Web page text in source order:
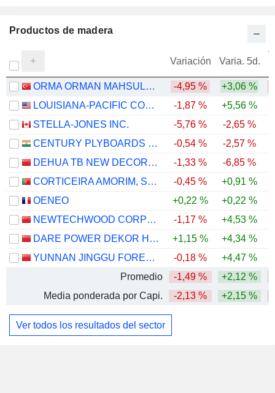
Productos de madera
Variación Varia. 5d.
ORMA ORMAN MAHSULLERI INTEGRE SANAYI VE TICARET -4,95 % +3,06 %
LOUISIANA-PACIFIC CORPORATION
-1,87 % +5,56 %
STELLA-JONES INC.
-5,76 % -2,65 %
CENTURY PLYBOARDS (INDIA) LIMITED
-0,54 % -2,57 %
DEHUA TB NEW DECORATION MATERIAL CO.,LTD
-1,33 % -6,85 %
CORTICEIRA AMORIM, SGPS, S.A.
-0,45 % +0,91 %
OENEO
+0,22 % +0,22 %
NEWTECHWOOD CORPORATION
-1,17 % +4,53 %
DARE POWER DEKOR HOME CO.,LTD.
+1,15 % +4,34 %
YUNNAN JINGGU FORESTRY CO.,LTD
-0,18 % +4,47 %
Promedio
-1,49 % +2,12 %
Media ponderada por Capi.
-2,13 % +2,15 %
Ver todos los resultados del sector